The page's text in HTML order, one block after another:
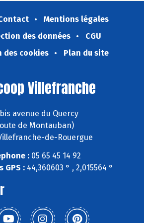
Mentions légales
des données
CGU
des cookies
Plan du site
Villefranche
avenue du Quercy
de Montauban)
de-Rouergue
:05 65 45 14 92
GPS : 44,360603 ° , 2,015564 °